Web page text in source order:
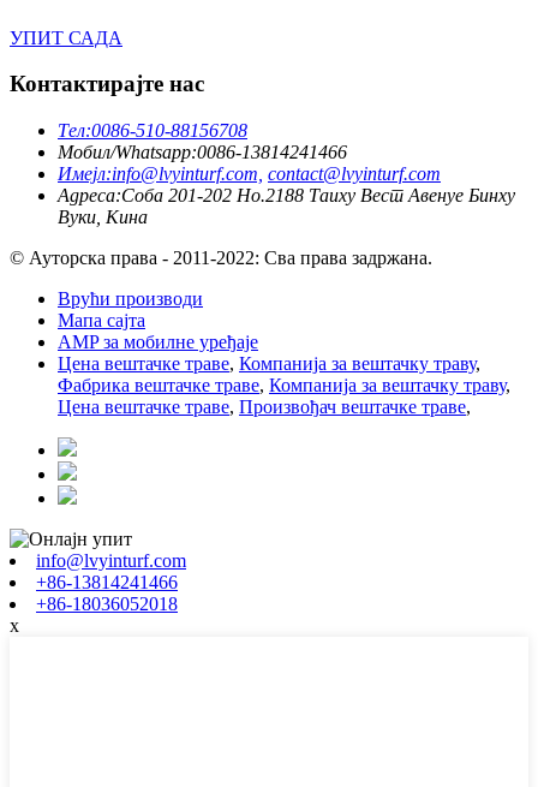
УПИТ САДА
Контактирајте нас
Тел:0086-510-88156708
Мобил/Whatsapp:0086-13814241466
Имејл:info@lvyinturf.com, contact@lvyinturf.com
Адреса:Соба 201-202 Но.2188 Таиху Вест Авенуе Бинху
Вуки, Кина
© Ауторска права - 2011-2022: Сва права задржана.
Врући производи
Мапа сајта
AMP за мобилне уређаје
Цена вештачке траве, Компанија за вештачку траву,
Фабрика вештачке траве, Компанија за вештачку траву,
Цена вештачке траве, Произвођач вештачке траве,
info@lvyinturf.com
+86-13814241466
+86-18036052018
x